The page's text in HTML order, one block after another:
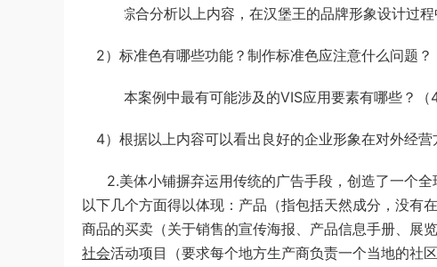
（1） 综合分析以上内容，在汉堡王的品牌形象设计过
（2）标准色有哪些功能？制作标准色应注意什么问题？
（2） 本案例中最有可能涉及的VIS应用要素有哪些？（
（4）根据以上内容可以看出良好的企业形象在对外经营
2.美体小铺摒弃运用传统的广告手段，创造了一个
以下几个方面得以体现：产品（指包括天然成分，没有
商品的买卖（关于销售的宣传海报、产品信息手册、展
社会活动项目（要求每个地方生产商负责一个当地的社